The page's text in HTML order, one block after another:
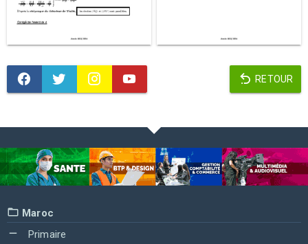
RETOUR
Maroc
Primaire